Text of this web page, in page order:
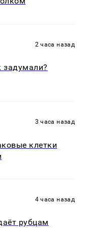
2 часа назад
задумали?
3 часа назад
клетки
4 часа назад
рубцам